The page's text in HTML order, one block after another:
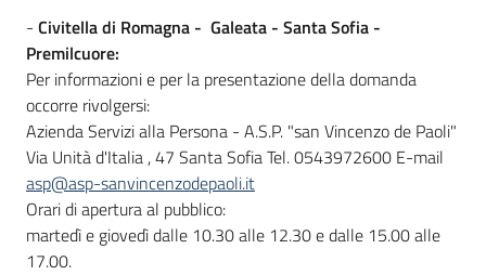
- Civitella di Romagna - Galeata - Santa Sofia -
Premilcuore:
Per informazioni e per la presentazione della domanda
occorre rivolgersi:
Azienda Servizi alla Persona - A.S.P. "san Vincenzo de Paoli"
Via Unità d'Italia , 47 Santa Sofia Tel. 0543972600 E-mail
asp@asp-sanvincenzodepaoli.it
Orari di apertura al pubblico:
martedì e giovedì dalle 10.30 alle 12.30 e dalle 15.00 alle
17.00.